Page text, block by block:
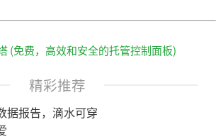
(免费，高效和安全的托管控制面板)
精彩推荐
据报告，滴水可穿